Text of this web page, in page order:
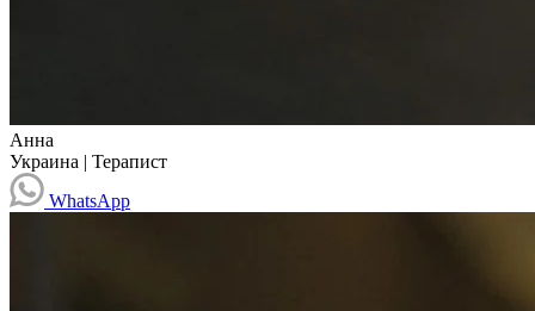
Анна
Украина | Терапист
WhatsApp